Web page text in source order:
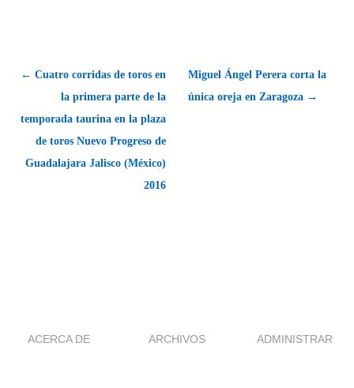
← Cuatro corridas de toros en
la primera parte de la
temporada taurina en la plaza
de toros Nuevo Progreso de
Guadalajara Jalisco (México)
2016
Miguel Ángel Perera corta la
única oreja en Zaragoza →
ACERCA DE ARCHIVOS ADMINISTRAR